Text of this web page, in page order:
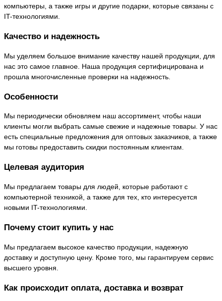
компьютеры, а также игры и другие подарки, которые связаны с
IT-технологиями.
Качество и надежность
Мы уделяем большое внимание качеству нашей продукции, для
нас это самое главное. Наша продукция сертифицирована и
прошла многочисленные проверки на надежность.
Особенности
Мы периодически обновляем наш ассортимент, чтобы наши
клиенты могли выбрать самые свежие и надежные товары. У нас
есть специальные предложения для оптовых заказчиков, а также
мы готовы предоставить скидки постоянным клиентам.
Целевая аудитория
Мы предлагаем товары для людей, которые работают с
компьютерной техникой, а также для тех, кто интересуется
новыми IT-технологиями.
Почему стоит купить у нас
Мы предлагаем высокое качество продукции, надежную
доставку и доступную цену. Кроме того, мы гарантируем сервис
высшего уровня.
Как происходит оплата, доставка и возврат